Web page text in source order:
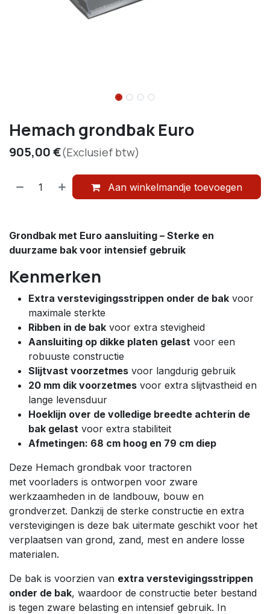
Hemach grondbak Euro
905,00€(Exclusief btw)
Aan winkelmandje toevoegen
Grondbak met Euro aansluiting – Sterke en
duurzame bak voor intensief gebruik
Kenmerken
Extra verstevigingsstrippen onder de bak voor
maximale sterkte
Ribben in de bak voor extra stevigheid
Aansluiting op dikke platen gelast voor een
robuuste constructie
Slijtvast voorzetmes voor langdurig gebruik
20 mm dik voorzetmes voor extra slijtvastheid en
lange levensduur
Hoeklijn over de volledige breedte achterin de
bak gelast voor extra stabiliteit
Afmetingen: 68 cm hoog en 79 cm diep
Deze Hemach grondbak voor tractoren
met voorladers is ontworpen voor zware
werkzaamheden in de landbouw, bouw en
grondverzet. Dankzij de sterke constructie en extra
verstevigingen is deze bak uitermate geschikt voor het
verplaatsen van grond, zand, mest en andere losse
materialen.
De bak is voorzien van extra verstevigingsstrippen
onder de bak, waardoor de constructie beter bestand
is tegen zware belasting en intensief gebruik. In